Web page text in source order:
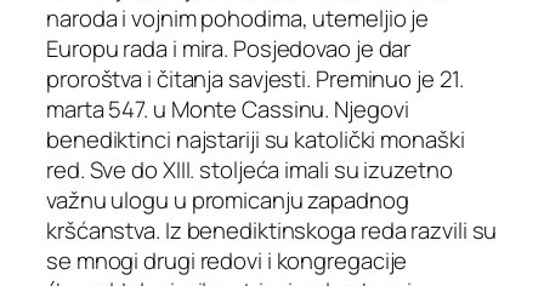
naroda i vojnim pohodima, utemeljio je
Europu rada i mira. Posjedovao je dar
proroštva i čitanja savjesti. Preminuo je 21.
marta 547. u Monte Cassinu. Njegovi
benediktinci najstariji su katolički monaški
red. Sve do XIII. stoljeća imali su izuzetno
važnu ulogu u promicanju zapadnog
kršćanstva. Iz benediktinskoga reda razvili su
se mnogi drugi redovi i kongregacije